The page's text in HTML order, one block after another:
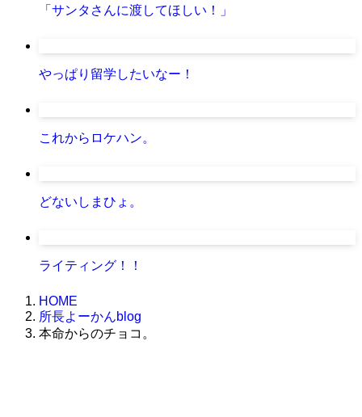
「サンタさんに渡してほしい！」
やっぱり留学したいなー！
これからロケハン。
どないしまひょ。
ライティング！！
HOME
所長よーかんblog
本命からのチョコ。